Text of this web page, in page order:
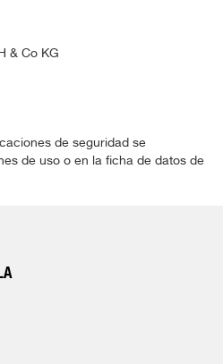
& Co KG
de seguridad se
de uso o en la ficha de datos de